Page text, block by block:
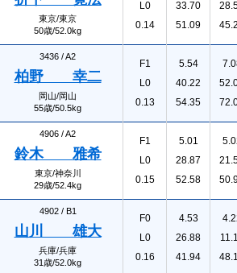
東京/東京
50歳/52.0kg
L0
0.14
33.70
51.09
3436 /A2
柏野 幸二
岡山/岡山
55歳/50.5kg
F1
L0
0.13
5.54
40.22
54.35
4906 /A2
鈴木 雅希
東京/神奈川
29歳/52.4kg
F1
L0
0.15
5.01
28.87
52.58
4902 / B1
山川 雄大
兵庫/兵庫
31歳/52.0kg
F0
L0
0.16
4.53
26.88
41.94